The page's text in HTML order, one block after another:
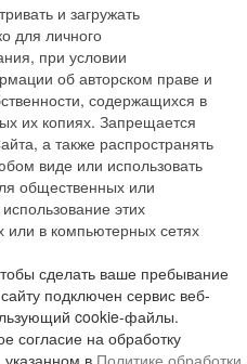
и загружать
для личного
при условии
об авторском праве и
содержащихся в
их копиях. Запрещается
а также распространять
виде или использовать
общественных или
этих
или в компьютерных сетях
сделать ваше пребывание
подключен сервис веб-
cookie-файлы.
согласие на обработку
в Политике обработки